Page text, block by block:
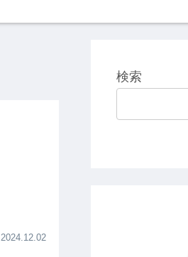
2024.12.02
検索